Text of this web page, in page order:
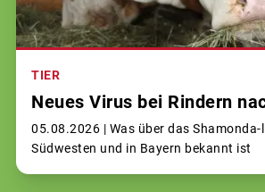
TIER
Neues Virus bei Rindern
05.08.2026 | Was über das
Südwesten und in Bayern bekannt ist